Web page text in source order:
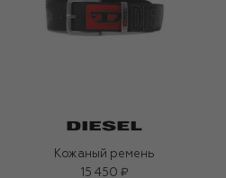
Кожаный ремень
15 450 ₽